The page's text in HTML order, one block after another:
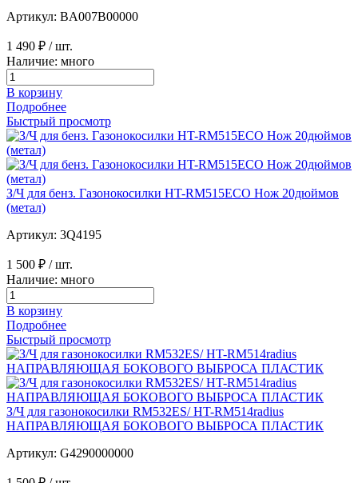
Артикул: BA007B00000
1 490 ₽ / шт.
Наличие: много
В корзину
Подробнее
Быстрый просмотр
З/Ч для бенз. Газонокосилки HT-RM515ECO Нож 20дюймов
(метал)
Артикул: 3Q4195
1 500 ₽ / шт.
Наличие: много
В корзину
Подробнее
Быстрый просмотр
З/Ч для газонокосилки RM532ES/ HT-RM514radius
НАПРАВЛЯЮЩАЯ БОКОВОГО ВЫБРОСА ПЛАСТИК
Артикул: G4290000000